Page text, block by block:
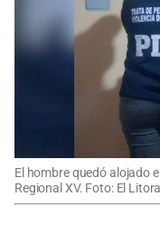
El hombre quedó alojado
Regional XV. Foto: El Litoral